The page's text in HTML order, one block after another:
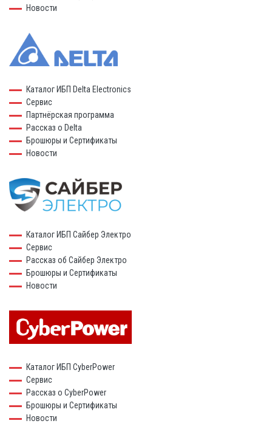
Новости
Каталог ИБП Delta Electronics
Сервис
Партнёрская программа
Рассказ о Delta
Брошюры и Сертификаты
Новости
Каталог ИБП Сайбер Электро
Сервис
Рассказ об Сайбер Электро
Брошюры и Сертификаты
Новости
Каталог ИБП CyberPower
Сервис
Рассказ о CyberPower
Брошюры и Сертификаты
Новости